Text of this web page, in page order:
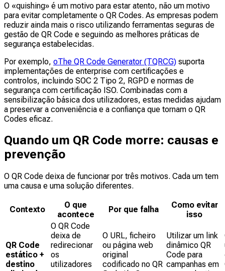
O «quishing» é um motivo para estar atento, não um motivo
para evitar completamente o QR Codes. As empresas podem
reduzir ainda mais o risco utilizando ferramentas seguras de
gestão de QR Code e seguindo as melhores práticas de
segurança estabelecidas.
Por exemplo, oThe QR Code Generator (TQRCG) suporta
implementações de enterprise com certificações e
controlos, incluindo SOC 2 Tipo 2, RGPD e normas de
segurança com certificação ISO. Combinadas com a
sensibilização básica dos utilizadores, estas medidas ajudam
a preservar a conveniência e a confiança que tornam o QR
Codes eficaz.
Quando um QR Code morre: causas e
prevenção
O QR Code deixa de funcionar por três motivos. Cada um tem
uma causa e uma solução diferentes.
Contexto
O que
acontece
Por que falha
Como evitar
isso
QR Code
estático +
destino
O QR Code
deixa de
redirecionar
os
utilizadores
O URL, ficheiro
ou página web
original
codificado no QR
Utilizar um link
dinâmico QR
Code para
campanhas em